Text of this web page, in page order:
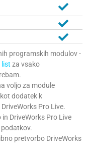
programskih modulov -
list za vsako
voljo za module
dodatek k
Pro Live.
DriveWorks Pro Live
pretvorbo DriveWorks